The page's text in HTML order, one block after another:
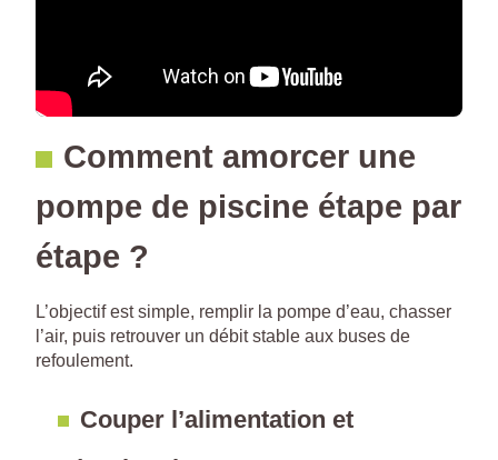
Comment amorcer une
pompe de piscine étape par
étape ?
L’objectif est simple, remplir la pompe d’eau, chasser
l’air, puis retrouver un débit stable aux buses de
refoulement.
Couper l’alimentation et